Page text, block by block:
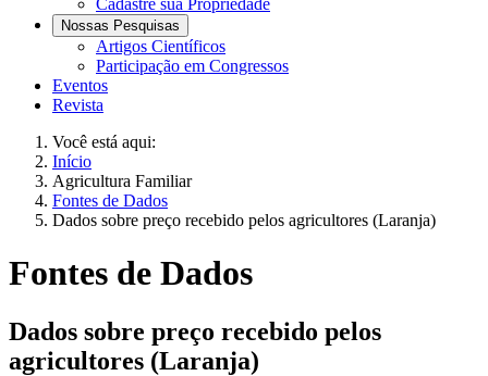
Cadastre sua Propriedade
Nossas Pesquisas
Artigos Científicos
Participação em Congressos
Eventos
Revista
Você está aqui:
Início
Agricultura Familiar
Fontes de Dados
Dados sobre preço recebido pelos agricultores (Laranja)
Fontes de Dados
Dados sobre preço recebido pelos
agricultores (Laranja)